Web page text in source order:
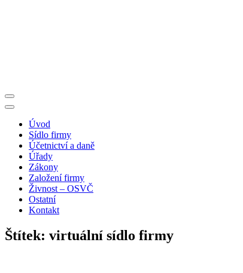
Úvod
Sídlo firmy
Účetnictví a daně
Úřady
Zákony
Založení firmy
Živnost – OSVČ
Ostatní
Kontakt
Štítek: virtuální sídlo firmy